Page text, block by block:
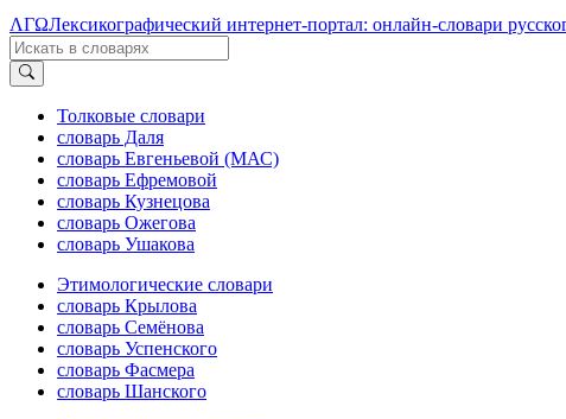
ΛΓΩЛексикографический интернет-портал: онлайн-словари
Толковые словари
словарь Даля
словарь Евгеньевой (МАС)
словарь Ефремовой
словарь Кузнецова
словарь Ожегова
словарь Ушакова
Этимологические словари
словарь Крылова
словарь Семёнова
словарь Успенского
словарь Фасмера
словарь Шанского